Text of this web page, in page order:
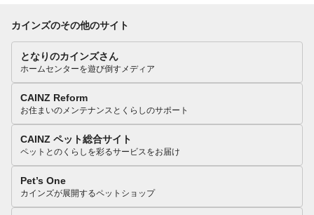
カインズのその他のサイト
となりのカインズさん
ホームセンターを遊び倒すメディア
CAINZ Reform
お住まいのメンテナンスとくらしのサポート
CAINZ ペット総合サイト
ペットとのくらしを彩るサービスをお届け
Pet’s One
カインズが展開するペットショップ